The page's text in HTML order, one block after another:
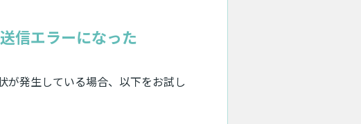
信エラーになった
が発生している場合、以下をお試し